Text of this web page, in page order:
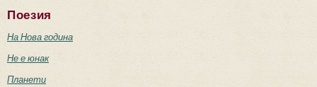
Поезия
На Нова година
Не е юнак
Планети